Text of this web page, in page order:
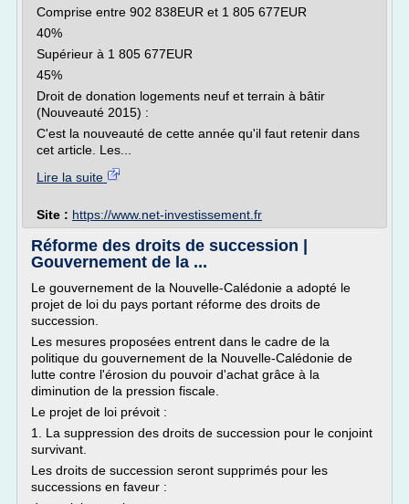
Comprise entre 902 838EUR et 1 805 677EUR
40%
Supérieur à 1 805 677EUR
45%
Droit de donation logements neuf et terrain à bâtir
(Nouveauté 2015) :
C'est la nouveauté de cette année qu'il faut retenir dans
cet article. Les...
Lire la suite
Site : https://www.net-investissement.fr
Réforme des droits de succession |
Gouvernement de la ...
Le gouvernement de la Nouvelle-Calédonie a adopté le
projet de loi du pays portant réforme des droits de
succession.
Les mesures proposées entrent dans le cadre de la
politique du gouvernement de la Nouvelle-Calédonie de
lutte contre l'érosion du pouvoir d'achat grâce à la
diminution de la pression fiscale.
Le projet de loi prévoit :
1. La suppression des droits de succession pour le conjoint
survivant.
Les droits de succession seront supprimés pour les
successions en faveur :